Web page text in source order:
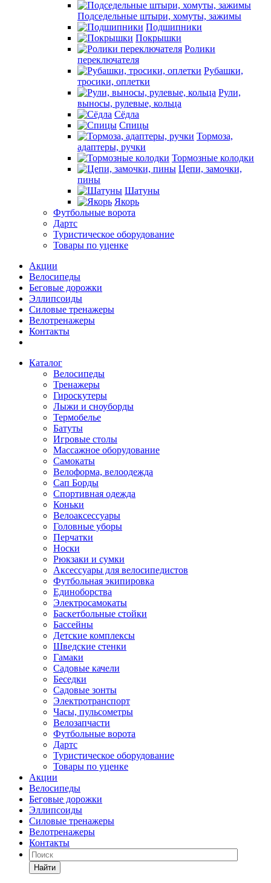
Подседельные штыри, хомуты, зажимы
Подшипники
Покрышки
Ролики
переключателя
Рубашки,
тросики, оплетки
Рули,
выносы, рулевые, кольца
Сёдла
Спицы
Тормоза,
адаптеры, ручки
Тормозные колодки
Цепи, замочки,
пины
Шатуны
Якорь
Футбольные ворота
Дартс
Туристическое оборудование
Товары по уценке
Акции
Велосипеды
Беговые дорожки
Эллипсоиды
Силовые тренажеры
Велотренажеры
Контакты
Каталог
Велосипеды
Тренажеры
Гироскутеры
Лыжи и сноуборды
Термобелье
Батуты
Игровые столы
Массажное оборудование
Самокаты
Велоформа, велоодежда
Сап Борды
Спортивная одежда
Коньки
Велоаксессуары
Головные уборы
Перчатки
Носки
Рюкзаки и сумки
Аксессуары для велосипедистов
Футбольная экипировка
Единоборства
Электросамокаты
Баскетбольные стойки
Бассейны
Детские комплексы
Шведские стенки
Гамаки
Садовые качели
Беседки
Садовые зонты
Электротранспорт
Часы, пульсометры
Велозапчасти
Футбольные ворота
Дартс
Туристическое оборудование
Товары по уценке
Акции
Велосипеды
Беговые дорожки
Эллипсоиды
Силовые тренажеры
Велотренажеры
Контакты
Найти